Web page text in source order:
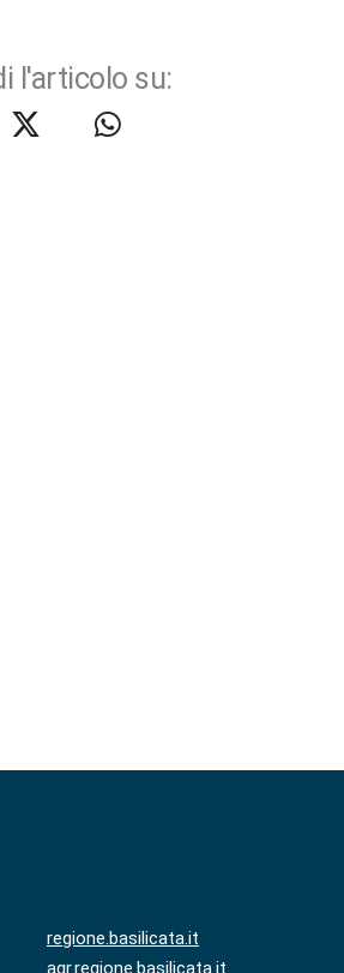
l'articolo su:
regione.basilicata.it
agr.regione.basilicata.it